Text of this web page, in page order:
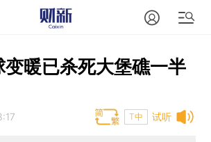
暖已杀死大堡礁一半
试听
T中